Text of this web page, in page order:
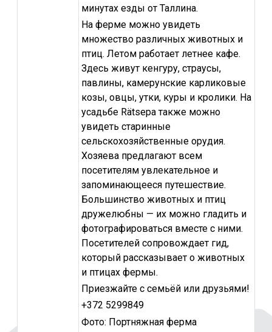
минутах езды от Таллина.
На ферме можно увидеть
множество различных животных и
птиц. Летом работает летнее кафе.
Здесь живут кенгуру, страусы,
павлины, камерунские карликовые
козы, овцы, утки, куры и кролики. На
усадьбе Rätsepa также можно
увидеть старинные
сельскохозяйственные орудия.
Хозяева предлагают всем
посетителям увлекательное и
запоминающееся путешествие.
Большинство животных и птиц
дружелюбны — их можно гладить и
фотографироваться вместе с ними.
Посетителей сопровождает гид,
который рассказывает о животных
и птицах фермы.
Приезжайте с семьёй или друзьями!
+372 5299849
Фото: Портняжная ферма